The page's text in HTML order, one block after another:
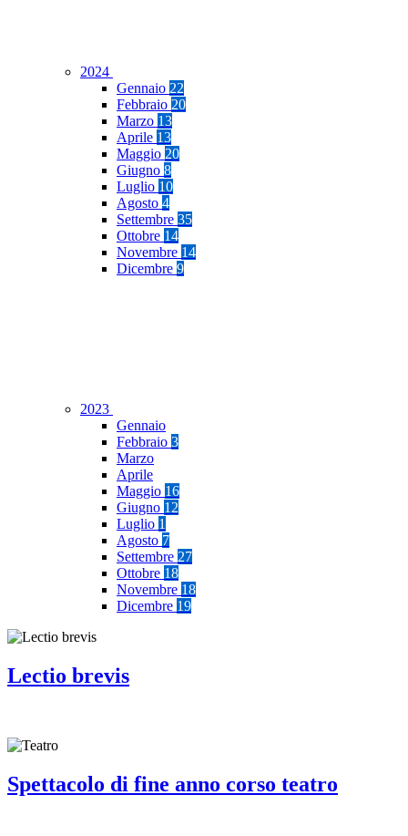
2024
Gennaio 22
Febbraio 20
Marzo 13
Aprile 13
Maggio 20
Giugno 8
Luglio 10
Agosto 4
Settembre 35
Ottobre 14
Novembre 14
Dicembre 9
2023
Gennaio
Febbraio 3
Marzo
Aprile
Maggio 16
Giugno 12
Luglio 1
Agosto 7
Settembre 27
Ottobre 18
Novembre 18
Dicembre 19
Lectio brevis
Spettacolo di fine anno corso teatro